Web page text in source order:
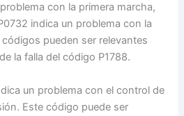
con la primera marcha,
indica un problema con la
pueden ser relevantes
la falla del código P1788.
un problema con el control de
Este código puede ser